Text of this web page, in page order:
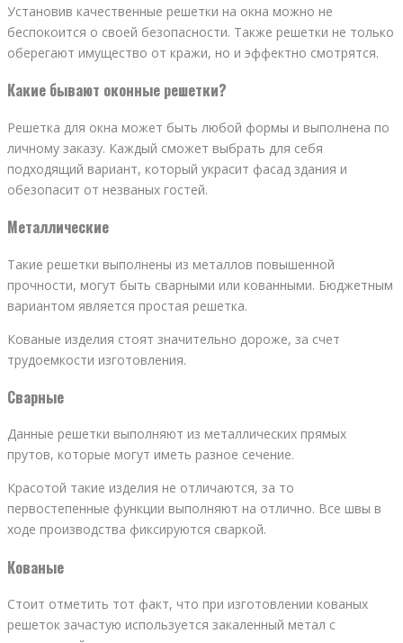
Установив качественные решетки на окна можно не
беспокоится о своей безопасности. Также решетки не только
оберегают имущество от кражи, но и эффектно смотрятся.
Какие бывают оконные решетки?
Решетка для окна может быть любой формы и выполнена по
личному заказу. Каждый сможет выбрать для себя
подходящий вариант, который украсит фасад здания и
обезопасит от незваных гостей.
Металлические
Такие решетки выполнены из металлов повышенной
прочности, могут быть сварными или кованными. Бюджетным
вариантом является простая решетка.
Кованые изделия стоят значительно дороже, за счет
трудоемкости изготовления.
Сварные
Данные решетки выполняют из металлических прямых
прутов, которые могут иметь разное сечение.
Красотой такие изделия не отличаются, за то
первостепенные функции выполняют на отлично. Все швы в
ходе производства фиксируются сваркой.
Кованые
Стоит отметить тот факт, что при изготовлении кованых
решеток зачастую используется закаленный метал с